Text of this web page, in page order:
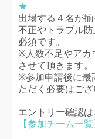
★
出場する４名が揃
不正やトラブル
必須です。
※人数不足やアカ
させて頂きます。
※参加申請後に最
ただく必要はご
エントリー確認
【参加チーム一覧